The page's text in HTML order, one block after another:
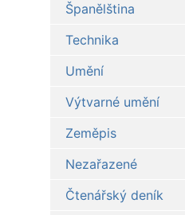
Španělština
Technika
Umění
Výtvarné umění
Zeměpis
Nezařazené
Čtenářský deník